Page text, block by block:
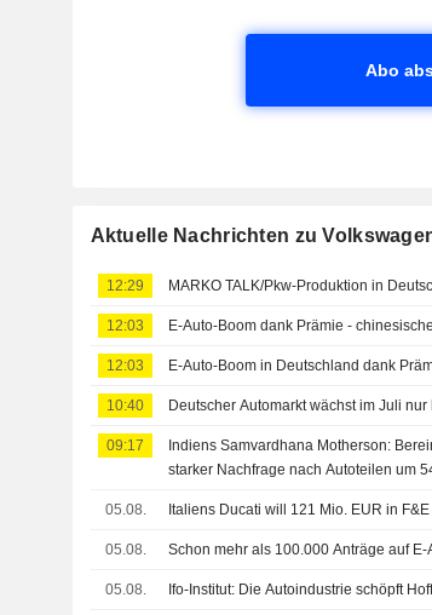
Abo
Aktuelle Nachrichten zu
12:29 MARKO TALK/Pkw-Produktion in
12:03 E-Auto-Boom dank Prämie -
12:03 E-Auto-Boom in Deutschland dank
10:40 Deutscher Automarkt wächst im Juli
09:17
Indiens Samvardhana Motherson:
starker Nachfrage nach Autoteilen um
05.08. Italiens Ducati will 121 Mio. EUR in
05.08. Schon mehr als 100.000 Anträge auf E-
05.08. Ifo-Institut: Die Autoindustrie schöpft